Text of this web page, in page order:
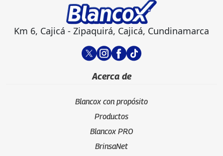
Km 6, Cajicá - Zipaquirá, Cajicá, Cundinamarca
Acerca de
Blancox con propósito
Productos
Blancox PRO
BrinsaNet